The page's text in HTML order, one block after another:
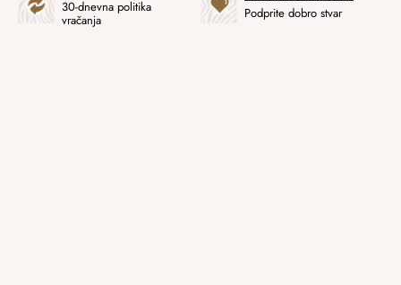
30-dnevna politika
vračanja Podprite dobro stvar